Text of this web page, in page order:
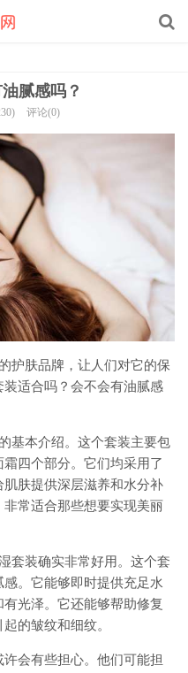
腻感吗？
评论(0)
护肤品牌，让人们对它的保
适合吗？会不会有油腻感
基本介绍。这个套装主要包
四个部分。它们均采用了
肤提供深层滋养和水分补
常适合那些想要实现美丽
套装确实非常好用。这个套
。它能够即时提供充足水
光泽。它还能够帮助修复
的皱纹和细纹。
会有些担心。他们可能担